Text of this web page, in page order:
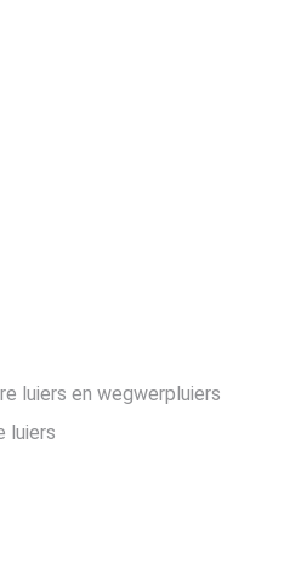
luiers en wegwerpluiers
luiers